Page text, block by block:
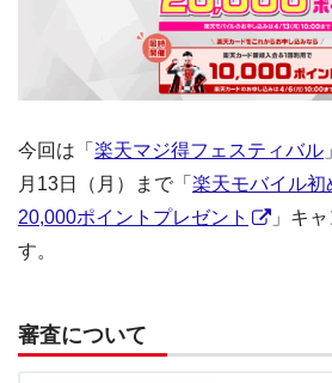
今回は「 楽天マジ得フェスティバル
月13日（月）まで「 楽天モバイル
20,000ポイントプレゼント
」キ
す。
審査について